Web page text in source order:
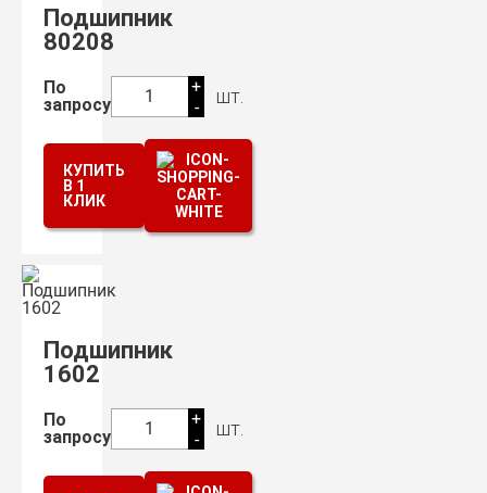
Подшипник
80208
По
запросу
1
+
-
шт.
КУПИТЬ
В 1
КЛИК
Подшипник
1602
По
запросу
1
+
-
шт.